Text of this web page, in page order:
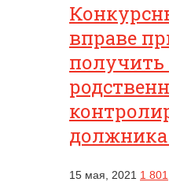
вправе
получить
15 мая, 2021 1 801